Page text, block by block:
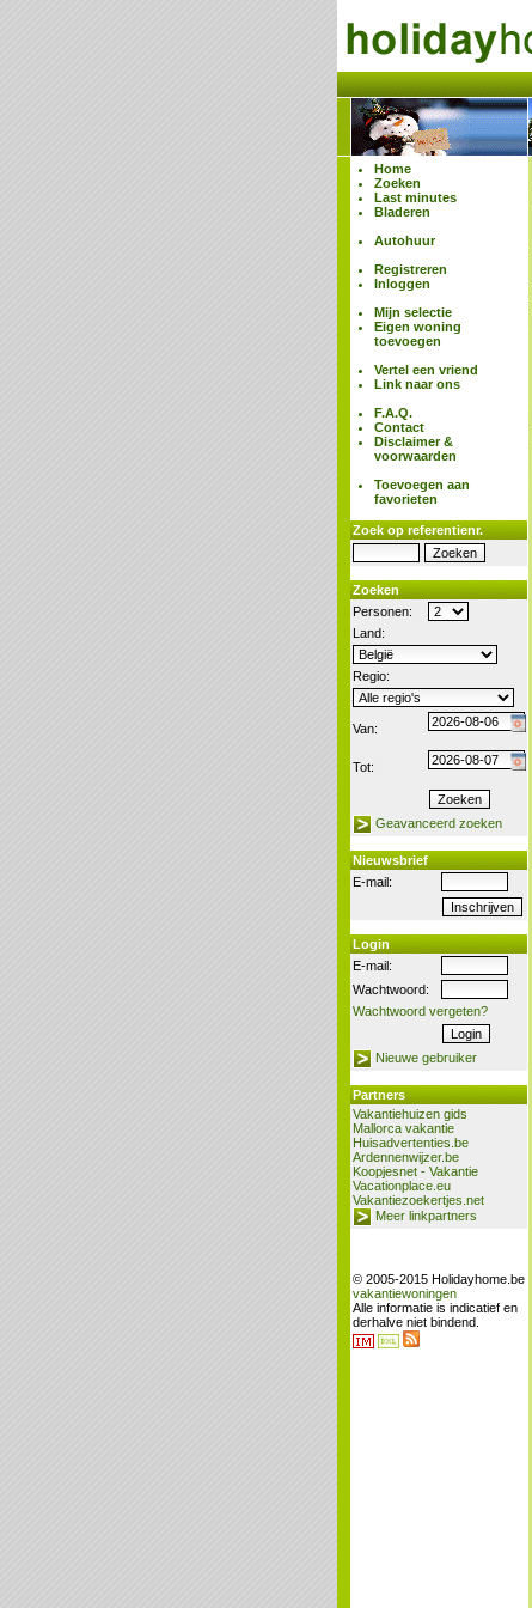
Home
Zoeken
Last minutes
Bladeren
Autohuur
Registreren
Inloggen
Mijn selectie
Eigen woning
toevoegen
Vertel een vriend
Link naar ons
F.A.Q.
Contact
Disclaimer &
voorwaarden
Toevoegen aan
favorieten
Zoek op referentienr.
Zoeken
Personen:
Land:
Regio:
Van:
Tot:
Geavanceerd zoeken
Nieuwsbrief
E-mail:
Login
E-mail:
Wachtwoord:
Wachtwoord vergeten?
Nieuwe gebruiker
Partners
Vakantiehuizen gids
Mallorca vakantie
Huisadvertenties.be
Ardennenwijzer.be
Koopjesnet - Vakantie
Vacationplace.eu
Vakantiezoekertjes.net
Meer linkpartners
© 2005-2015 Holidayhome.be
vakantiewoningen
Alle informatie is indicatief en
derhalve niet bindend.